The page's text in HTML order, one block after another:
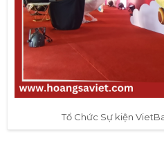
Tổ Chức Sự kiện